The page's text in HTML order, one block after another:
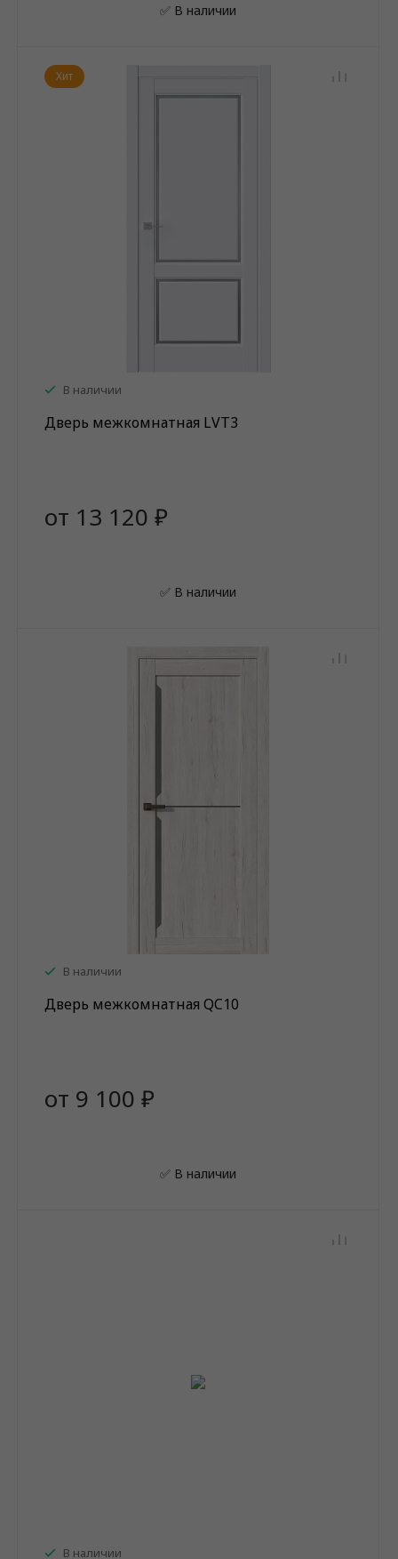
✅ В наличии
Хит
В наличии
Дверь межкомнатная LVT3
от 13 120 ₽
✅ В наличии
В наличии
Дверь межкомнатная QC10
от 9 100 ₽
✅ В наличии
В наличии